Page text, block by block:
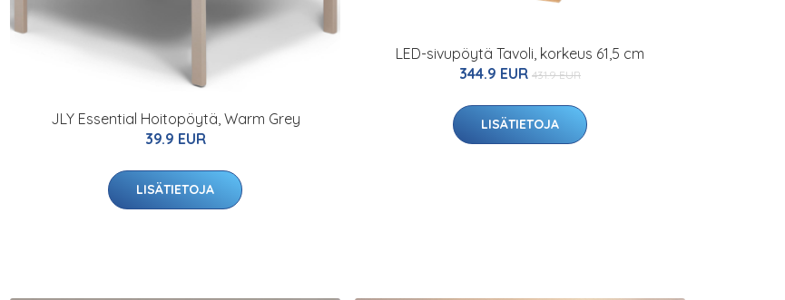
JLY Essential Hoitopöytä, Warm Grey
39.9 EUR
LISÄTIETOJA
LED-sivupöytä Tavoli, korkeus 61,5 cm
344.9 EUR 431.9 EUR
LISÄTIETOJA